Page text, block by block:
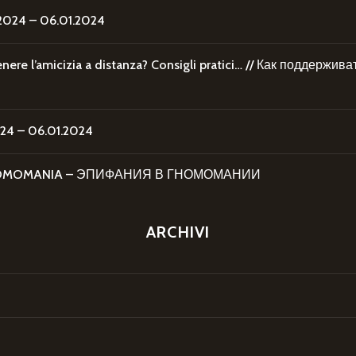
– 06.01.2024
l’amicizia a distanza? Consigli pratici… // Как
– 06.01.2024
– ЭПИФАНИЯ В ГНОМОМАНИИ
ARCHIVI